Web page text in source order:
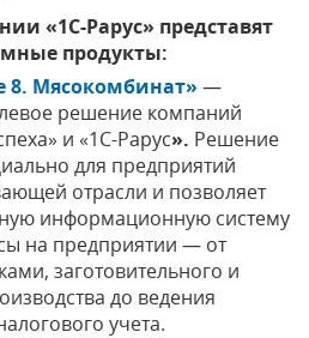
«1С-Рарус» представят
продукты:
8. Мясокомбинат» —
решение компаний
и «1С-Рарус». Решение
для предприятий
отрасли и позволяет
информационную систему
на предприятии — от
заготовительного и
до ведения
учета.